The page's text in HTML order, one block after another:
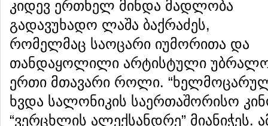
კიდევ ერთხელ მინდა მადლობა
გადავუხადო ლაშა ბაქრაძეს,
რომელმაც საოცარი იუმორითა და
თანდაყოლილი არტისტული
ერთი მთავარი როლი.
ხვდა სალონიკის საერთაშორისო
“ვერცხლის ალექსანდრე”